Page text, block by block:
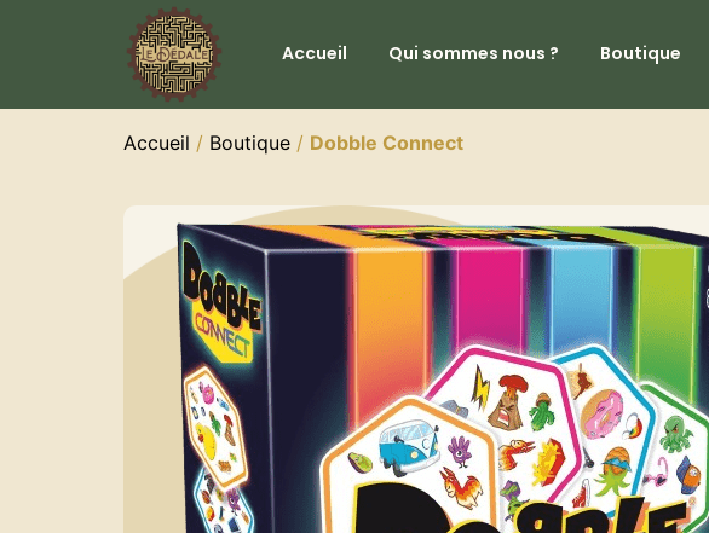
Accueil Qui sommes nous ? Boutique
Accueil / Boutique / Dobble Connect